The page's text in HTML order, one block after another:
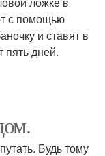
с помощью
и ставят в
пять дней.
Будь тому